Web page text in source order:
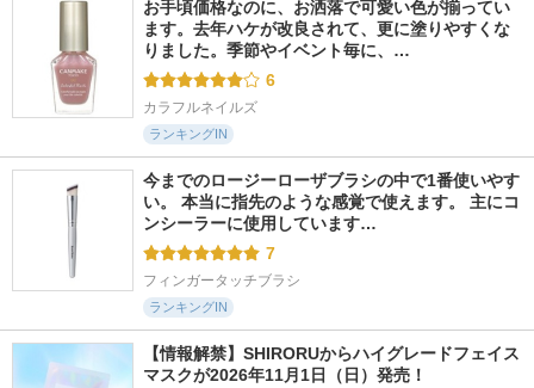
お手頃価格なのに、お洒落で可愛い色が揃ってい
ます。去年ハケが改良されて、更に塗りやすくな
りました。季節やイベント毎に、…
6
カラフルネイルズ
ランキングIN
今までのロージーローザブラシの中で1番使いやす
い。 本当に指先のような感覚で使えます。 主にコ
ンシーラーに使用しています…
7
フィンガータッチブラシ
ランキングIN
【情報解禁】SHIRORUからハイグレードフェイス
マスクが2026年11月1日（日）発売！